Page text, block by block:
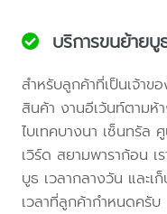
บริการขนย้าย
สำหรับลูกค้าที่เป็นเจ้า
สินค้า งานอีเว้นท์ตามห้
ไบเทคบางนา เซ็นทรัล
เวิร์ด สยามพาราก้อน
บูธ เวลากลางวัน และ
เวลาที่ลูกค้ากำหนดครับ